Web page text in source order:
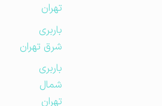
تهران
باربری
شرق تهران
باربری
شمال
تهران